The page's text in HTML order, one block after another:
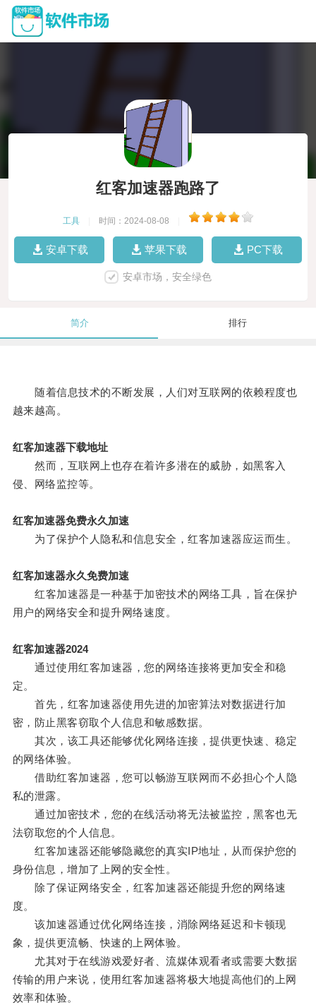
红客加速器跑路了
工具 时间：2024-08-08
安卓下载 苹果下载 PC下载
安卓市场，安全绿色
简介 排行
随着信息技术的不断发展，人们对互联网的依赖程度也
越来越高。
红客加速器下载地址
然而，互联网上也存在着许多潜在的威胁，如黑客入
侵、网络监控等。
红客加速器免费永久加速
为了保护个人隐私和信息安全，红客加速器应运而生。
红客加速器永久免费加速
红客加速器是一种基于加密技术的网络工具，旨在保护
用户的网络安全和提升网络速度。
红客加速器2024
通过使用红客加速器，您的网络连接将更加安全和稳
定。
首先，红客加速器使用先进的加密算法对数据进行加
密，防止黑客窃取个人信息和敏感数据。
其次，该工具还能够优化网络连接，提供更快速、稳定
的网络体验。
借助红客加速器，您可以畅游互联网而不必担心个人隐
私的泄露。
通过加密技术，您的在线活动将无法被监控，黑客也无
法窃取您的个人信息。
红客加速器还能够隐藏您的真实IP地址，从而保护您的
身份信息，增加了上网的安全性。
除了保证网络安全，红客加速器还能提升您的网络速
度。
该加速器通过优化网络连接，消除网络延迟和卡顿现
象，提供更流畅、快速的上网体验。
尤其对于在线游戏爱好者、流媒体观看者或需要大数据
传输的用户来说，使用红客加速器将极大地提高他们的上网
效率和体验。